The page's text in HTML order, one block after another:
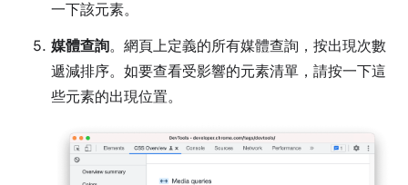
一下該元素。
媒體查詢。網頁上定義的所有媒體查詢，按出現次數
遞減排序。如要查看受影響的元素清單，請按一下這
些元素的出現位置。